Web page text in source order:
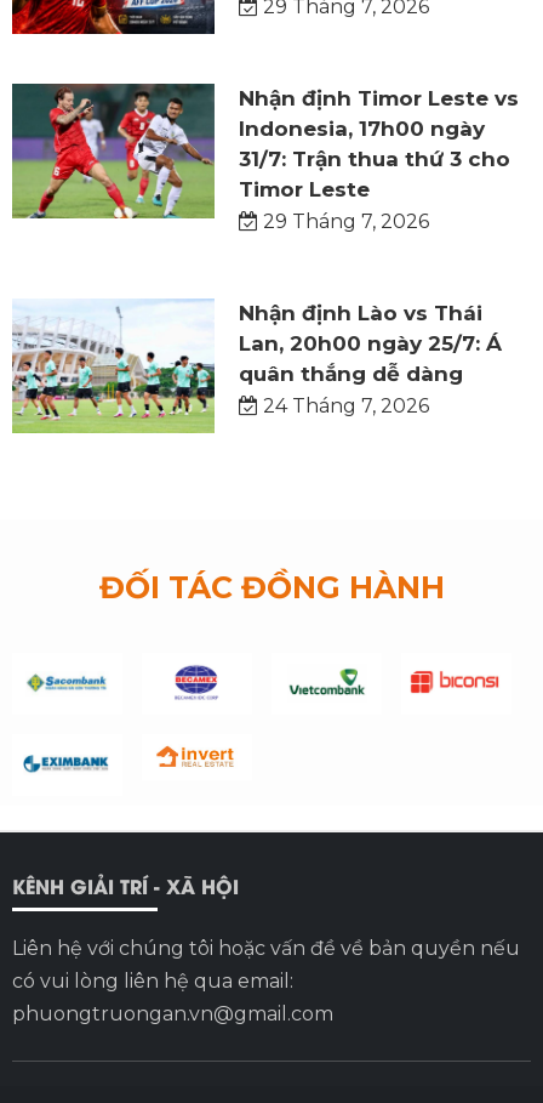
29 Tháng 7, 2026
Nhận định Timor Leste vs
Indonesia, 17h00 ngày
31/7: Trận thua thứ 3 cho
Timor Leste
29 Tháng 7, 2026
Nhận định Lào vs Thái
Lan, 20h00 ngày 25/7: Á
quân thắng dễ dàng
24 Tháng 7, 2026
ĐỐI TÁC ĐỒNG HÀNH
KÊNH GIẢI TRÍ - XÃ HỘI
Liên hệ với chúng tôi hoặc vấn đề về bản quyền nếu
có vui lòng liên hệ qua email:
phuongtruongan.vn@gmail.com